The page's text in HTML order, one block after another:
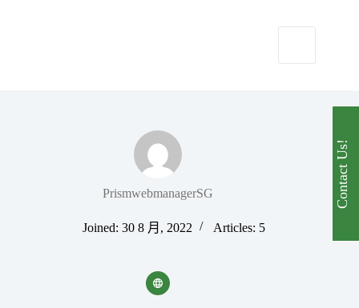
PrismwebmanagerSG
Joined: 30 8 月, 2022 Articles: 5
Contact Us!